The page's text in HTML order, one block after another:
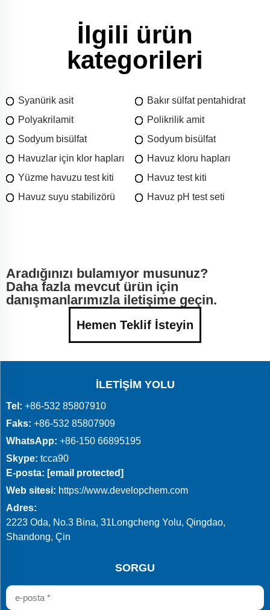
İlgili ürün
kategorileri
Syanürik asit
Bakır sülfat pentahidrat
Polyakrilamit
Polikrilik amit
Sodyum bisülfat
Sodyum bisülfat
Havuzlar için klor hapları
Havuz kloru hapları
Yüzme havuzu test kiti
Havuz test kiti
Havuz suyu stabilizörü
Havuz pH test seti
Aradığınızı bulamıyor musunuz?
Daha fazla mevcut ürün için
danışmanlarımızla iletişime geçin.
Hemen Teklif İsteyin
İLETIŞIM YOLU
Tel: +86-532 85807910
Faks: +86-532 85807909
WhatsApp: +86-150 66895195
Skype: tcca90
E-posta: [email protected]
Web sitesi: https://www.developchem.com
Adres:
2223 Oda, No.3 Bina, 31Longcheng Yolu, Qingdao,
Shandong, Çin
SORGU